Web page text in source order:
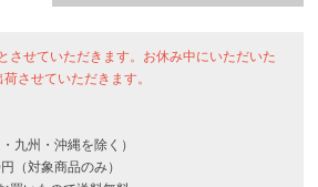
させていただきます。お休み中にいただいた
させていただきます。
九州・沖縄を除く）
（対象商品のみ）